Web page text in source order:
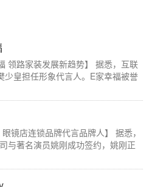
领路家装发展新趋势】 据悉，互联
少皇担任形象代言人。E家幸福被誉
镜店连锁品牌代言品牌人】 据悉，
与著名演员姚刚成功签约，姚刚正